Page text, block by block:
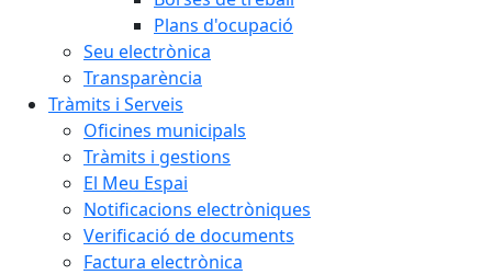
Plans d'ocupació
Seu electrònica
Transparència
Tràmits i Serveis
Oficines municipals
Tràmits i gestions
El Meu Espai
Notificacions electròniques
Verificació de documents
Factura electrònica